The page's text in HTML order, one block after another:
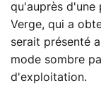
qu'auprès d'une
Verge, qui a
serait présenté
mode sombre
d'exploitation.